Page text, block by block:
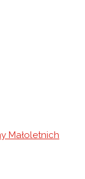
Małoletnich
2020-2021